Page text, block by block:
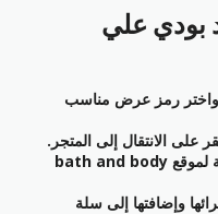
بودي علي
رمز عرض مناسب
على الانتقال إلى المتجر.
سيتم تحويلك إلى الصفحة الرئيسية لموقع bath and body
وإضافتها إلى سلة